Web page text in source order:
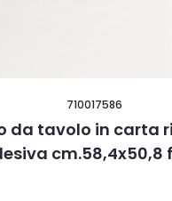
710017586
da tavolo in carta
cm.58,4x50,8